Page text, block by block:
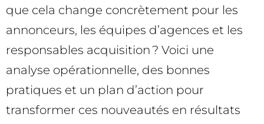
que cela change concrètement pour les
annonceurs, les équipes d’agences et les
responsables acquisition ? Voici une
analyse opérationnelle, des bonnes
pratiques et un plan d’action pour
transformer ces nouveautés en résultats